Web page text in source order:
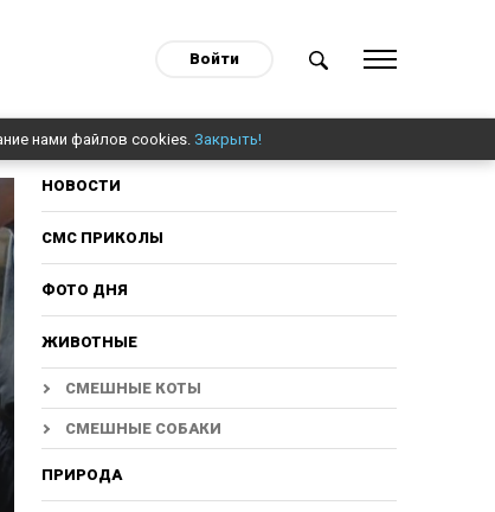
Войти
нами файлов cookies. Закрыть!
НОВОСТИ
СМС ПРИКОЛЫ
ФОТО ДНЯ
ЖИВОТНЫЕ
СМЕШНЫЕ КОТЫ
СМЕШНЫЕ СОБАКИ
ПРИРОДА